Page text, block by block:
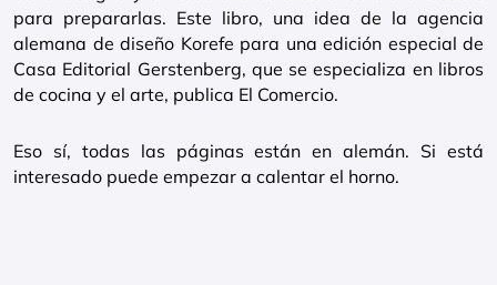
para prepararlas. Este libro, una idea de la agencia
alemana de diseño Korefe para una edición especial de
Casa Editorial Gerstenberg, que se especializa en libros
de cocina y el arte, publica El Comercio.
Eso sí, todas las páginas están en alemán. Si está
interesado puede empezar a calentar el horno.